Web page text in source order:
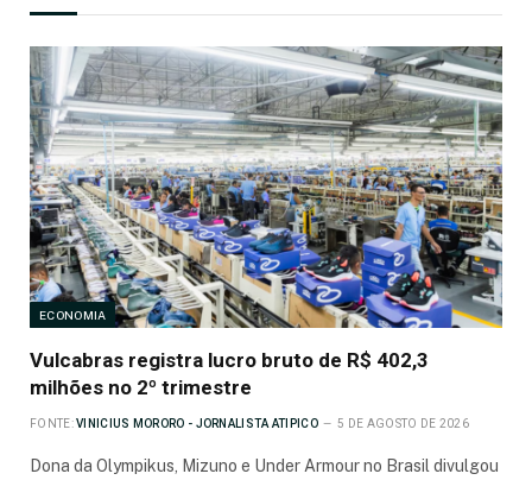
ECONOMIA
Vulcabras registra lucro bruto de R$ 402,3
milhões no 2º trimestre
FONTE: VINICIUS MORORO - JORNALISTA ATIPICO 5 DE AGOSTO DE 2026
Dona da Olympikus, Mizuno e Under Armour no Brasil divulgou